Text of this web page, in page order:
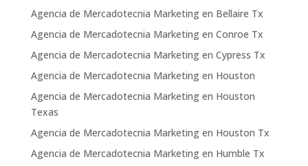
Agencia de Mercadotecnia Marketing en Bellaire Tx
Agencia de Mercadotecnia Marketing en Conroe Tx
Agencia de Mercadotecnia Marketing en Cypress Tx
Agencia de Mercadotecnia Marketing en Houston
Agencia de Mercadotecnia Marketing en Houston
Texas
Agencia de Mercadotecnia Marketing en Houston Tx
Agencia de Mercadotecnia Marketing en Humble Tx